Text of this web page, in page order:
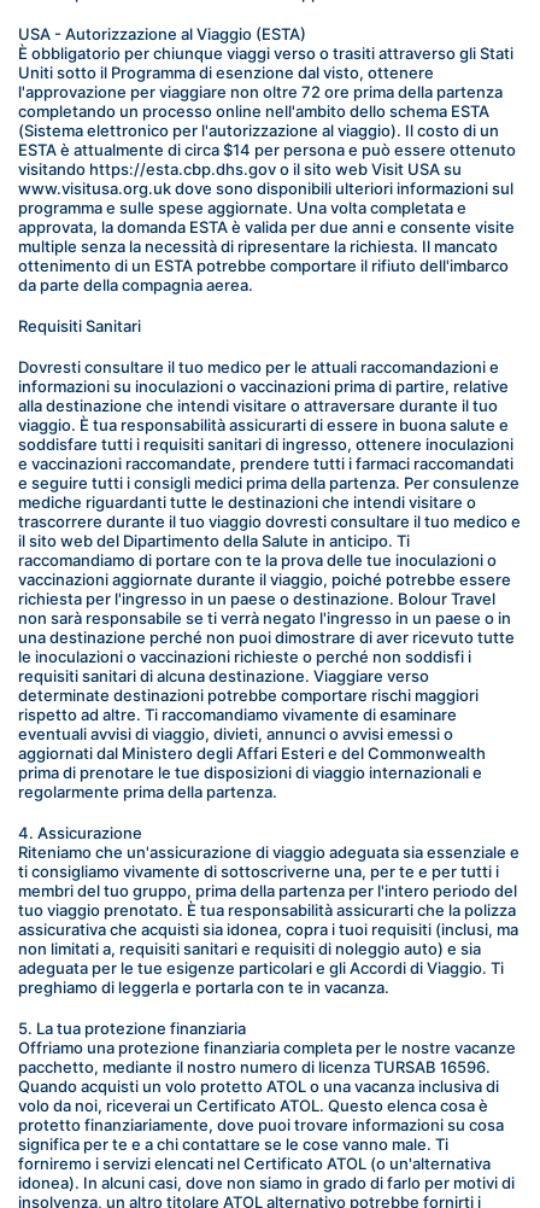
USA - Autorizzazione al Viaggio (ESTA)
È obbligatorio per chiunque viaggi verso o trasiti attraverso gli Stati
Uniti sotto il Programma di esenzione dal visto, ottenere
l'approvazione per viaggiare non oltre 72 ore prima della partenza
completando un processo online nell'ambito dello schema ESTA
(Sistema elettronico per l'autorizzazione al viaggio). Il costo di un
ESTA è attualmente di circa $14 per persona e può essere ottenuto
visitando https://esta.cbp.dhs.gov o il sito web Visit USA su
www.visitusa.org.uk dove sono disponibili ulteriori informazioni sul
programma e sulle spese aggiornate. Una volta completata e
approvata, la domanda ESTA è valida per due anni e consente visite
multiple senza la necessità di ripresentare la richiesta. Il mancato
ottenimento di un ESTA potrebbe comportare il rifiuto dell'imbarco
da parte della compagnia aerea.
Requisiti Sanitari
Dovresti consultare il tuo medico per le attuali raccomandazioni e
informazioni su inoculazioni o vaccinazioni prima di partire, relative
alla destinazione che intendi visitare o attraversare durante il tuo
viaggio. È tua responsabilità assicurarti di essere in buona salute e
soddisfare tutti i requisiti sanitari di ingresso, ottenere inoculazioni
e vaccinazioni raccomandate, prendere tutti i farmaci raccomandati
e seguire tutti i consigli medici prima della partenza. Per consulenze
mediche riguardanti tutte le destinazioni che intendi visitare o
trascorrere durante il tuo viaggio dovresti consultare il tuo medico e
il sito web del Dipartimento della Salute in anticipo. Ti
raccomandiamo di portare con te la prova delle tue inoculazioni o
vaccinazioni aggiornate durante il viaggio, poiché potrebbe essere
richiesta per l'ingresso in un paese o destinazione. Bolour Travel
non sarà responsabile se ti verrà negato l'ingresso in un paese o in
una destinazione perché non puoi dimostrare di aver ricevuto tutte
le inoculazioni o vaccinazioni richieste o perché non soddisfi i
requisiti sanitari di alcuna destinazione. Viaggiare verso
determinate destinazioni potrebbe comportare rischi maggiori
rispetto ad altre. Ti raccomandiamo vivamente di esaminare
eventuali avvisi di viaggio, divieti, annunci o avvisi emessi o
aggiornati dal Ministero degli Affari Esteri e del Commonwealth
prima di prenotare le tue disposizioni di viaggio internazionali e
regolarmente prima della partenza.
4. Assicurazione
Riteniamo che un'assicurazione di viaggio adeguata sia essenziale e
ti consigliamo vivamente di sottoscriverne una, per te e per tutti i
membri del tuo gruppo, prima della partenza per l'intero periodo del
tuo viaggio prenotato. È tua responsabilità assicurarti che la polizza
assicurativa che acquisti sia idonea, copra i tuoi requisiti (inclusi, ma
non limitati a, requisiti sanitari e requisiti di noleggio auto) e sia
adeguata per le tue esigenze particolari e gli Accordi di Viaggio. Ti
preghiamo di leggerla e portarla con te in vacanza.
5. La tua protezione finanziaria
Offriamo una protezione finanziaria completa per le nostre vacanze
pacchetto, mediante il nostro numero di licenza TURSAB 16596.
Quando acquisti un volo protetto ATOL o una vacanza inclusiva di
volo da noi, riceverai un Certificato ATOL. Questo elenca cosa è
protetto finanziariamente, dove puoi trovare informazioni su cosa
significa per te e a chi contattare se le cose vanno male. Ti
forniremo i servizi elencati nel Certificato ATOL (o un'alternativa
idonea). In alcuni casi, dove non siamo in grado di farlo per motivi di
insolvenza, un altro titolare ATOL alternativo potrebbe fornirti i